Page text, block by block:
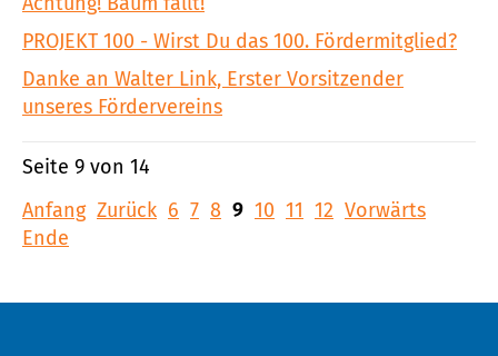
PROJEKT 100 - Wirst Du das 100. Fördermitglied?
Danke an Walter Link, Erster Vorsitzender
unseres Fördervereins
Seite 9 von 14
Anfang Zurück 6 7 8 9 10 11 12 Vorwärts
Ende